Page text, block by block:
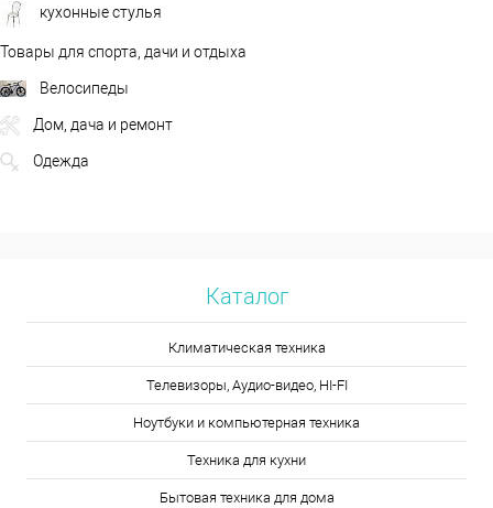
кухонные стулья
Товары для спорта, дачи и отдыха
Велосипеды
Дом, дача и ремонт
Одежда
Каталог
Климатическая техника
Телевизоры, Аудио-видео, HI-FI
Ноутбуки и компьютерная техника
Техника для кухни
Бытовая техника для дома